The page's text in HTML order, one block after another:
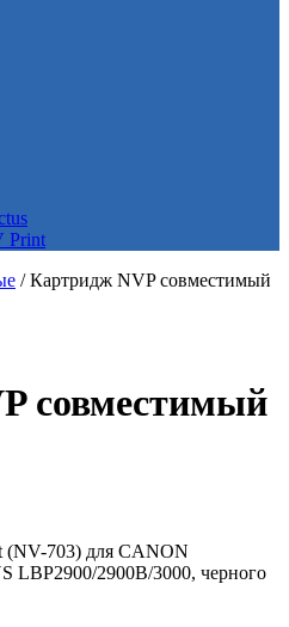
Print
/ Картридж NVP совместимый
совместимый
(NV-703) для CANON
LBP2900/2900B/3000, черного